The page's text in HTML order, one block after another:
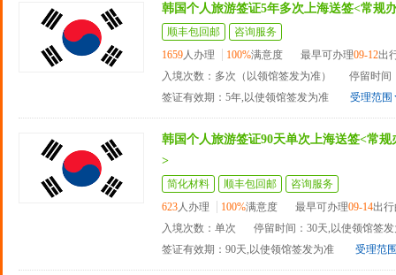
韩国个人旅游签证5年多次上海送签<常规
顺丰包回邮
咨询服务
1659人办理 100%满意度 最早可办理09-12出
入境次数：多次（以领馆签发为准）
停留时间
签证有效期：5年,以使领馆签发为准
受理范围
韩国个人旅游签证90天单次上海送签<常
>
简化材料 顺丰包回邮
咨询服务
623人办理 100%满意度 最早可办理09-14出
入境次数：单次
停留时间：30天,以使领馆签
签证有效期：90天,以使领馆签发为准
受理范